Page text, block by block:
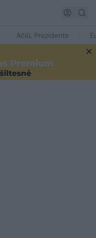
Ačiū, Prezidente